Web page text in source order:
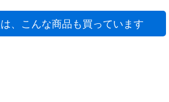
、こんな商品も買っています